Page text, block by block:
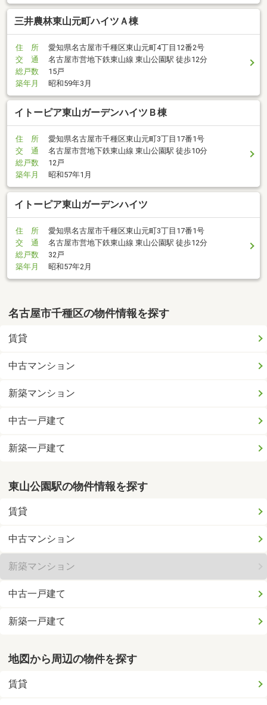
三井農林東山元町ハイツＡ棟
住 所
愛知県名古屋市千種区東山元町4丁目12番2号
交 通
名古屋市営地下鉄東山線 東山公園駅 徒歩12分
総戸数
15戸
築年月
昭和59年3月
イトーピア東山ガーデンハイツＢ棟
住 所
愛知県名古屋市千種区東山元町3丁目17番1号
交 通
名古屋市営地下鉄東山線 東山公園駅 徒歩10分
総戸数
12戸
築年月
昭和57年1月
イトーピア東山ガーデンハイツ
住 所
愛知県名古屋市千種区東山元町3丁目17番1号
交 通
名古屋市営地下鉄東山線 東山公園駅 徒歩12分
総戸数
32戸
築年月
昭和57年2月
名古屋市千種区の物件情報を探す
賃貸
中古マンション
新築マンション
中古一戸建て
新築一戸建て
東山公園駅の物件情報を探す
賃貸
中古マンション
新築マンション
中古一戸建て
新築一戸建て
地図から周辺の物件を探す
賃貸